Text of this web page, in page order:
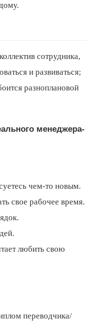
сотрудника,
и развиваться;
разноплановой
менеджера-
чем-то новым.
свое рабочее время.
любить свою
переводчика/